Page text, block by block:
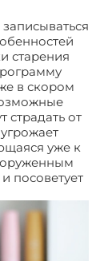
старения
в скором
страдать от
уже к
посоветует